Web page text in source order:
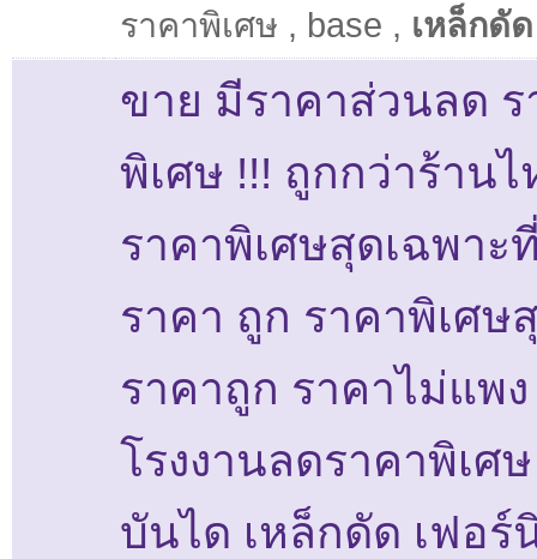
ราคาพิเศษ , base , เหล็กดัด
ขาย มีราคาส่วนลด ร
พิเศษ !!! ถูกกว่าร้าน
ราคาพิเศษสุดเฉพาะ
ราคา ถูก ราคาพิเศษ
ราคาถูก ราคาไม่แพ
โรงงานลดราคาพิเศ
บันได เหล็กดัด เฟอร์